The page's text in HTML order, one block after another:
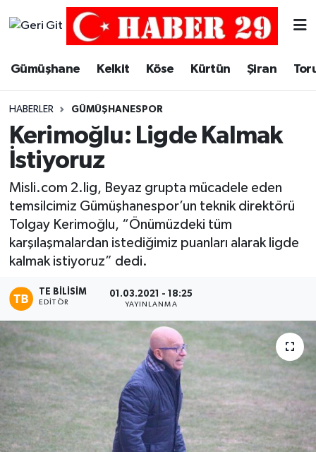
Gümüşhane Kelkit Köse Kürtün Şiran
HABERLER GÜMÜŞHANESPOR
Kerimoğlu: Ligde Kalmak
İstiyoruz
Misli.com 2.lig, Beyaz grupta mücadele eden
temsilcimiz Gümüşhanespor’un teknik direktörü
Tolgay Kerimoğlu, “Önümüzdeki tüm
karşılaşmalardan istediğimiz puanları alarak ligde
kalmak istiyoruz” dedi.
TE BILISIM
EDITÖR
01.03.2021 - 18:25
YAYINLANMA
Merkez Trafik Yoğunluk Haritası
Süper Lig Puan Durumu ve Fikstür
Tüm Manşetler
Son Dakika Haberleri
Haber Arşivi